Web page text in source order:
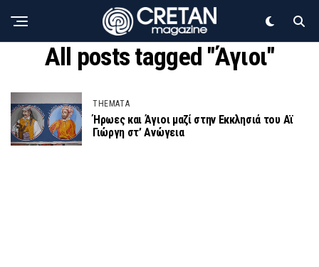
All posts tagged "Άγιοι"
THEMATA
Ήρωες και Άγιοι μαζί στην Εκκλησιά του Αϊ
Γιώργη στ’ Ανώγεια